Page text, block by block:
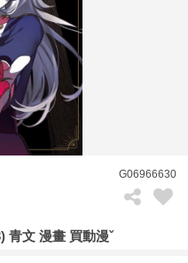
G06966630
青文 漫畫 買動漫ˇ